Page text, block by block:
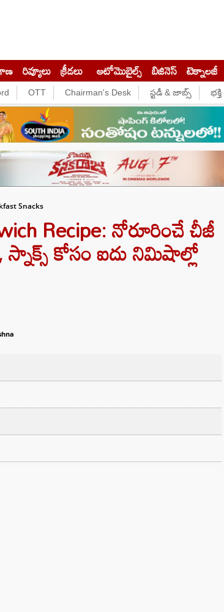
రివ్యూలు క్రీడలు ఆటోమొబైల్స్ బిజినెస్‌ టెక్నాలజీ
OTT Chairman's Desk స్టడీ & జాబ్స్ భక్తి
Snacks
Recipe: నోరూరించే చీజీ
స్నాక్స్ కోసం ఐదు నిమిషాల్లో